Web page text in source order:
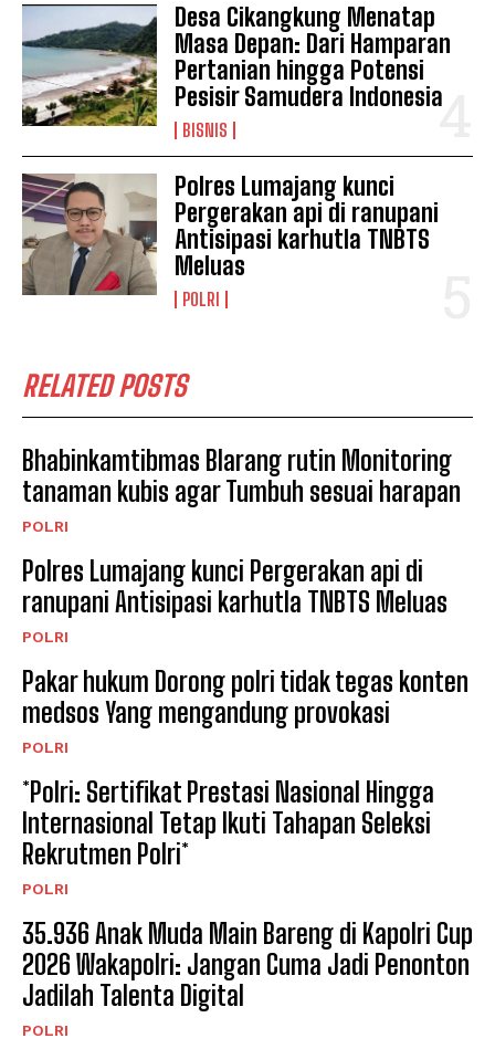
Desa Cikangkung Menatap
Masa Depan: Dari Hamparan
Pertanian hingga Potensi
Pesisir Samudera Indonesia
BISNIS
Polres Lumajang kunci
Pergerakan api di ranupani
Antisipasi karhutla TNBTS
Meluas
POLRI
RELATED POSTS
Bhabinkamtibmas Blarang rutin Monitoring
tanaman kubis agar Tumbuh sesuai harapan
POLRI
Polres Lumajang kunci Pergerakan api di
ranupani Antisipasi karhutla TNBTS Meluas
POLRI
Pakar hukum Dorong polri tidak tegas konten
medsos Yang mengandung provokasi
POLRI
*Polri: Sertifikat Prestasi Nasional Hingga
Internasional Tetap Ikuti Tahapan Seleksi
Rekrutmen Polri*
POLRI
35.936 Anak Muda Main Bareng di Kapolri Cup
2026 Wakapolri: Jangan Cuma Jadi Penonton
Jadilah Talenta Digital
POLRI